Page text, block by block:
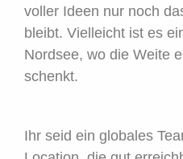
voller Ideen nur noch
bleibt. Vielleicht ist es
Nordsee, wo die Weite
schenkt.
Ihr seid ein globales